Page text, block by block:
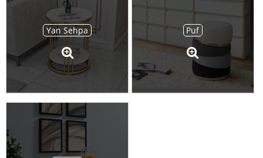
Yan Sehpa Puf